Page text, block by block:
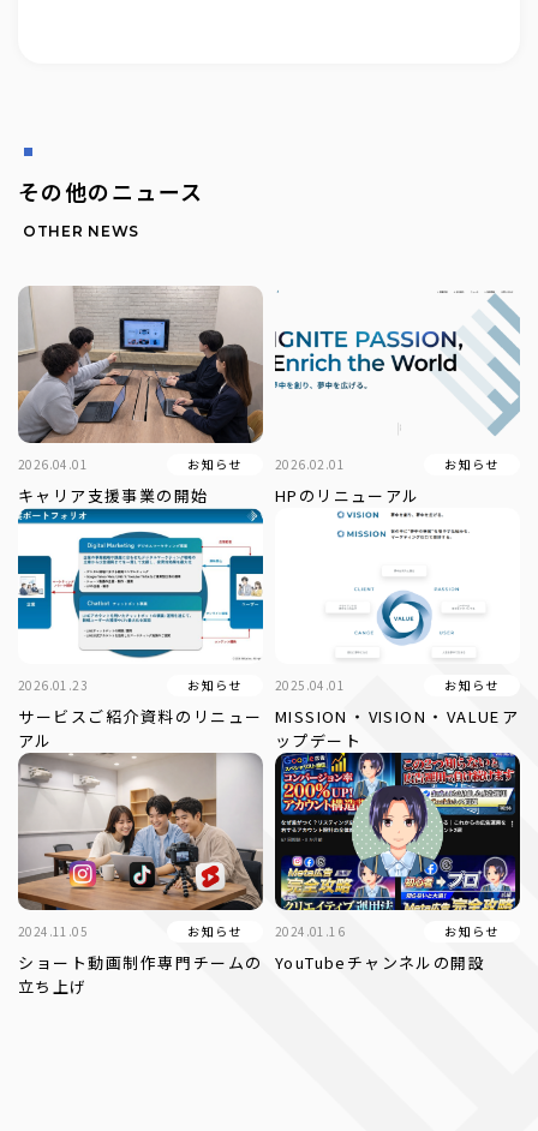
その他のニュース
OTHER NEWS
2026.04.01 お知らせ
キャリア支援事業の開始
2026.02.01 お知らせ
HPのリニューアル
2026.01.23 お知らせ
サービスご紹介資料のリニュー
アル
2025.04.01 お知らせ
MISSION・VISION・VALUEア
ップデート
2024.11.05 お知らせ
ショート動画制作専門チームの
立ち上げ
2024.01.16 お知らせ
YouTubeチャンネルの開設